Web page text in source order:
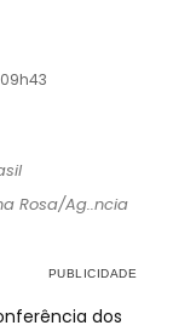
Rosa/Ag..ncia
dos